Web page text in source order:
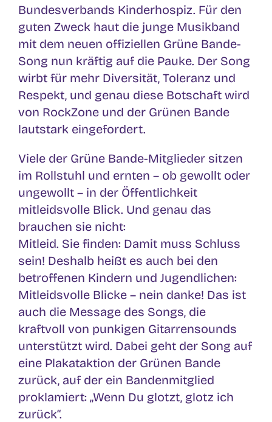
Bundesverbands Kinderhospiz. Für den
guten Zweck haut die junge Musikband
mit dem neuen offiziellen Grüne Bande-
Song nun kräftig auf die Pauke. Der Song
wirbt für mehr Diversität, Toleranz und
Respekt, und genau diese Botschaft wird
von RockZone und der Grünen Bande
lautstark eingefordert.
Viele der Grüne Bande-Mitglieder sitzen
im Rollstuhl und ernten – ob gewollt oder
ungewollt – in der Öffentlichkeit
mitleidsvolle Blick. Und genau das
brauchen sie nicht:
Mitleid. Sie finden: Damit muss Schluss
sein! Deshalb heißt es auch bei den
betroffenen Kindern und Jugendlichen:
Mitleidsvolle Blicke – nein danke! Das ist
auch die Message des Songs, die
kraftvoll von punkigen Gitarrensounds
unterstützt wird. Dabei geht der Song auf
eine Plakataktion der Grünen Bande
zurück, auf der ein Bandenmitglied
proklamiert: „Wenn Du glotzt, glotz ich
zurück“.